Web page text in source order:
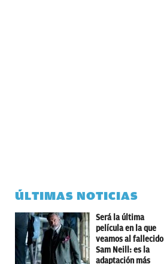
ÚLTIMAS NOTICIAS
Será la última
película en la que
veamos al fallecido
Sam Neill: es la
adaptación más